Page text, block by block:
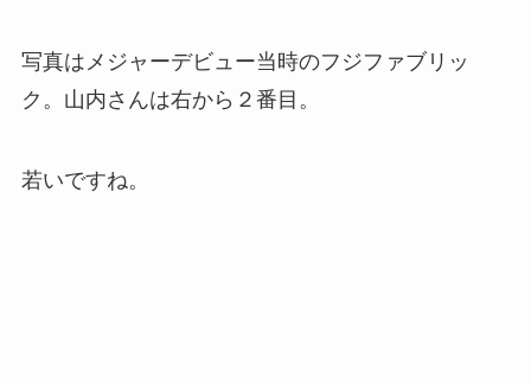
写真はメジャーデビュー当時のフジファブリッ
ク。山内さんは右から２番目。
若いですね。